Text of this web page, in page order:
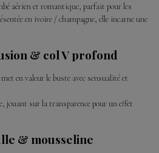
aérien et romantique, parfait pour les
en ivoire / champagne, elle incarne une
& col V profond
en valeur le buste avec sensualité et
jouant sur la transparence pour un effet
& mousseline